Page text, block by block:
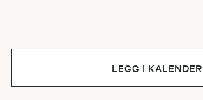
LEGG I KALENDER